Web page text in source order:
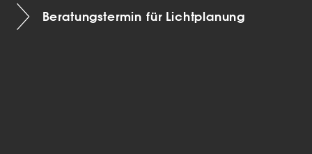
Beratungstermin für Lichtplanung